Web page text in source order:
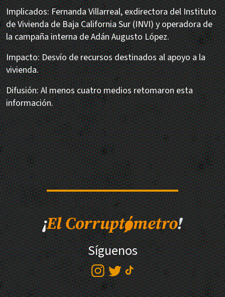
Implicados: Fernanda Villarreal, exdirectora del Instituto
de Vivienda de Baja California Sur (INVI) y operadora de
la campaña interna de Adán Augusto López.
Impacto: Desvío de recursos destinados al apoyo a la
vivienda.
Difusión: Al menos cuatro medios retomaron esta
información.
Síguenos